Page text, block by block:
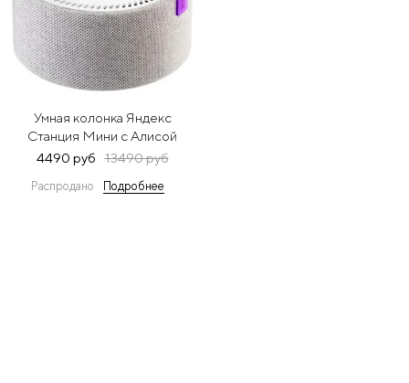
Умная колонка Яндекс
Станция Мини с Алисой
(белый)
4490 руб 13490 руб
Распродано Подробнее